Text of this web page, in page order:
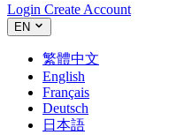
Login Create Account
EN
繁體中文
English
Français
Deutsch
日本語